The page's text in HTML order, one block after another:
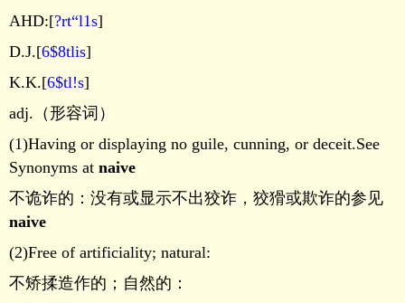
AHD:[?rt“l1s]
D.J.[6$8tlis]
K.K.[6$tl!s]
adj.（形容词）
(1)Having or displaying no guile, cunning, or deceit.See
Synonyms at naive
不诡诈的：没有或显示不出狡诈，狡猾或欺诈的参见
naive
(2)Free of artificiality; natural:
不矫揉造作的；自然的：